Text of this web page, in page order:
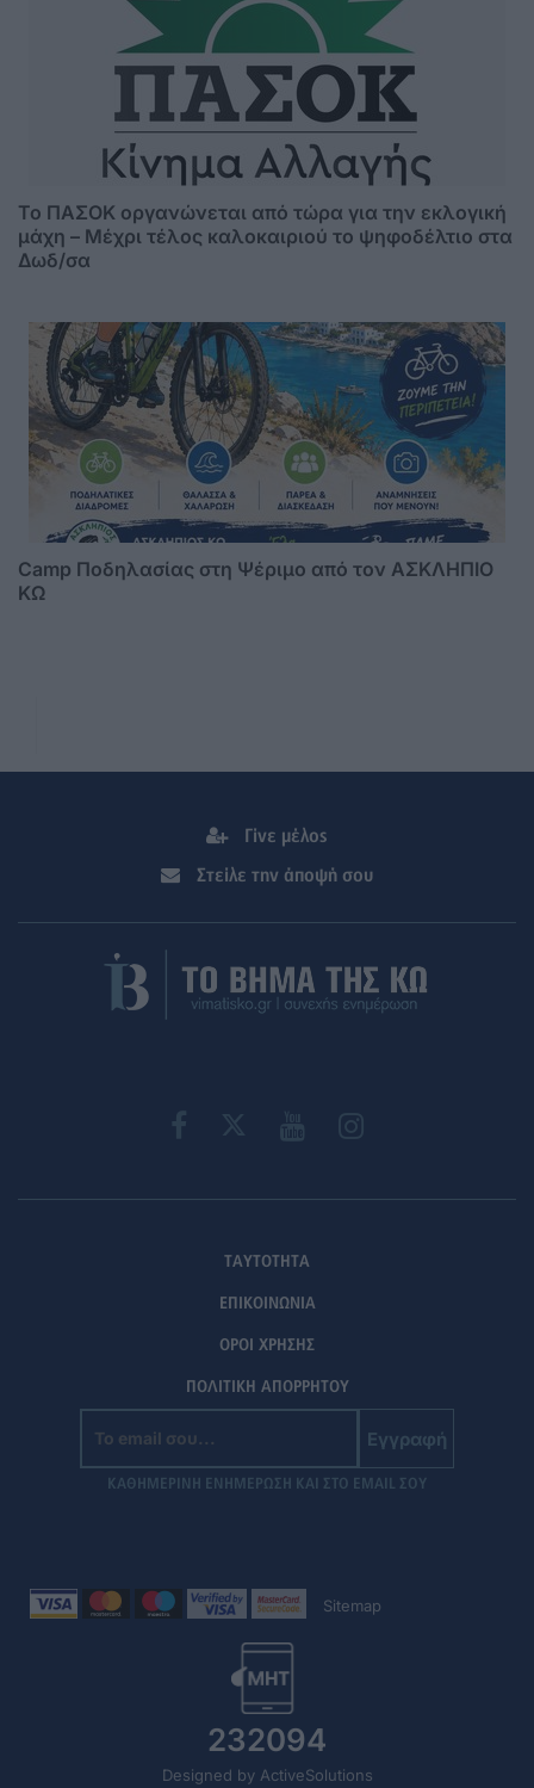
Το ΠΑΣΟΚ οργανώνεται από τώρα για την εκλογική
μάχη – Μέχρι τέλος καλοκαιριού το ψηφοδέλτιο στα
Δωδ/σα
Camp Ποδηλασίας στη Ψέριμο από τον ΑΣΚΛΗΠΙΟ
ΚΩ
Γίνε μέλος
Στείλε την άποψή σου
ΤΑΥΤΟΤΗΤΑ
ΕΠΙΚΟΙΝΩΝΙΑ
ΟΡΟΙ ΧΡΗΣΗΣ
ΠΟΛΙΤΙΚΗ ΑΠΟΡΡΗΤΟΥ
Εγγραφή
ΚΑΘΗΜΕΡΙΝΗ ΕΝΗΜΕΡΩΣΗ ΚΑΙ ΣΤΟ EMAIL ΣΟΥ
Sitemap
232094
Designed by ActiveSolutions